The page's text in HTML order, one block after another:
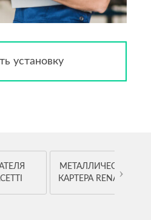
установку
МЕТАЛЛИЧЕСКАЯ
КАРТЕРА RENAULT
›